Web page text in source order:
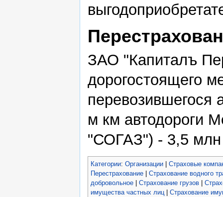
ЗАО "Капиталъ
дорогостоящего
перевозившегося
м км автодороги
"СОГАЗ") - 3,5
Категории: Организации
Страховые
Перестрахование
Страхование водного
добровольное
Страхование грузов
имущества частных лиц
Страхование